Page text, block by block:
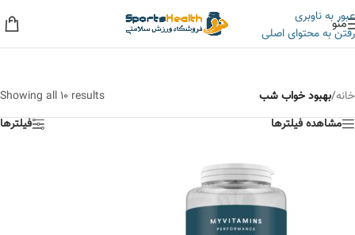
عبور به ناوبری
رفتن به محتوای اصلی
منو
خانه/بهبود خواب شب
Showing all 10 results
مشاهده فیلترها
فیلترها